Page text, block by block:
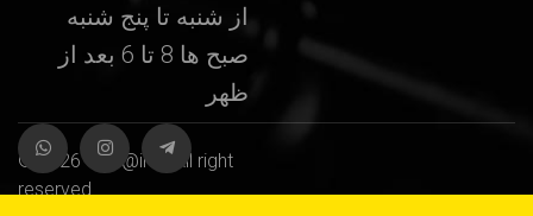
از شنبه تا پنج شنبه
صبح ها 8 تا 6 بعد از
ظهر
© 2026 web@iran All right
reserved